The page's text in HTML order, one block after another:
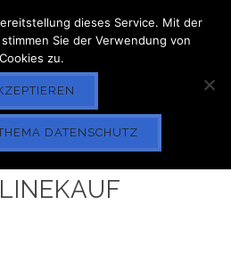
PFLICHTEN
dieses Service. Mit der
Sie der Verwendung von
Cookies zu.
DATENSCHUTZ